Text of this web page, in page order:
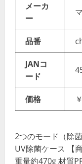
メーカ
ー
品番
JANコ
ード
価格
2つのモード（除
UV除菌ケース 【
重量約470g 材質